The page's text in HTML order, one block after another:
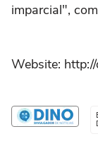
imparcial",
Website: